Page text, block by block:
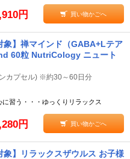
円 買い物かごへ
象】禅マインド（GABA+Lテア
60粒 NutriCology ニュート
カプセル) ※約30～60日分
に習う・・・ゆっくりリラックス
円 買い物かごへ
象】リラックスザウルス お子様